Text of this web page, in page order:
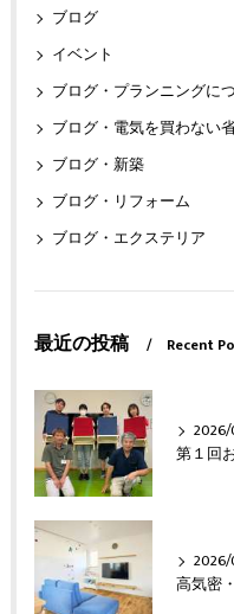
ブログ
イベント
ブログ・プランニングにつ
ブログ・電気を買わない
ブログ・新築
ブログ・リフォーム
ブログ・エクステリア
最近の投稿 Recent
第１回
2026/
高気密